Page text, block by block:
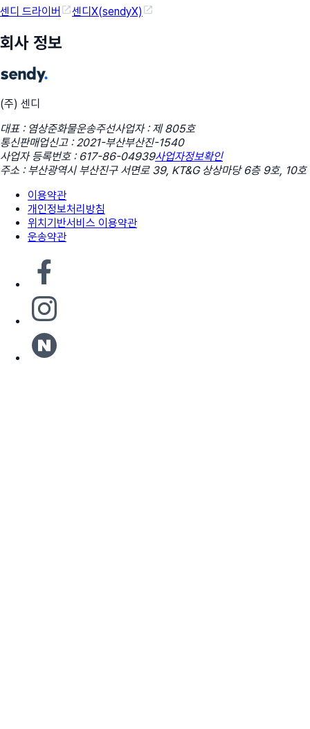
센디 드라이버 센디X(sendyX)
회사 정보
(주) 센디
대표 : 염상준화물운송주선사업자 : 제 805호
통신판매업신고 : 2021-부산부산진-1540
사업자 등록번호 : 617-86-04939사업자정보확인
주소 : 부산광역시 부산진구 서면로 39, KT&G 상상마당 6층 9호, 10호
이용약관
개인정보처리방침
위치기반서비스 이용약관
운송약관